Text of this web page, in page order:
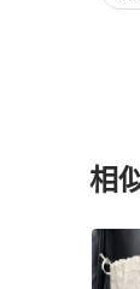
相
更多相